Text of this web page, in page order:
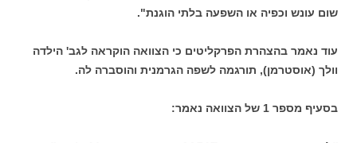
שום עונש וכפיה או השפעה בלתי הוגנת".
עוד נאמר בהצהרת הפרקליטים כי הצוואה הוקראה לגב' הילדה
וולך (אוסטרמן), תורגמה לשפה הגרמנית והוסברה לה.
בסעיף מספר 1 של הצוואה נאמר: